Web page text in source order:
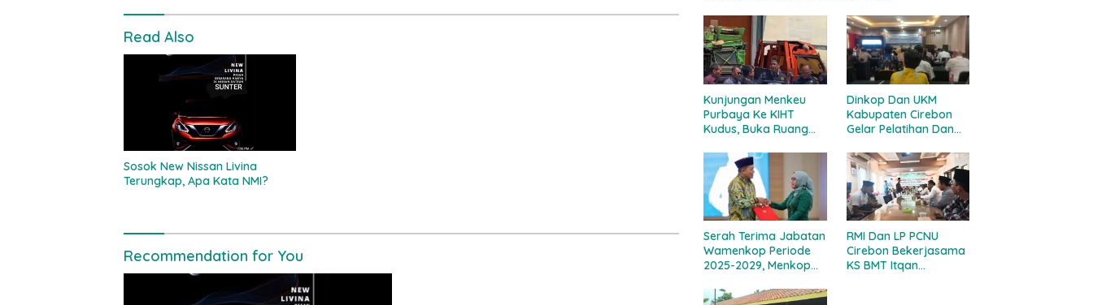
Read Also
Sosok New Nissan Livina
Terungkap, Apa Kata NMI?
Recommendation for You
Kunjungan Menkeu
Purbaya Ke KIHT
Kudus, Buka Ruang
Rokok Ilegal
Bertransformasi
Menjadi Industri Legal
Dinkop Dan UKM
Kabupaten Cirebon
Gelar Pelatihan Dan
Pengurus dan
Pengawas Koperasi
Tahun 2025
Serah Terima Jabatan
Wamenkop Periode
2025-2029, Menkop
Strategis
RMI Dan LP PCNU
Cirebon Bekerjasama
KS BMT Itqan